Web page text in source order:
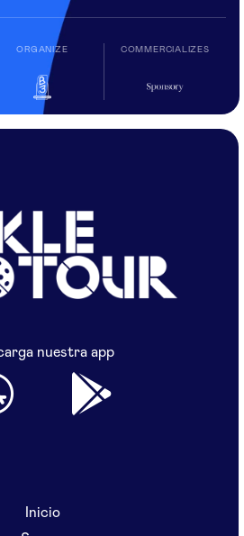
ORGANIZE COMMERCIALIZES
nuestra app
Inicio